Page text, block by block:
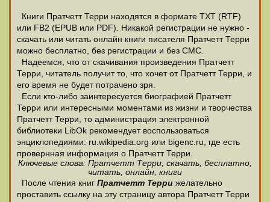
Книги Пратчетт Терри находятся в формате ТХТ (RTF)
или FB2 (EPUB или PDF). Никакой регистрации не нужно -
скачать или читать онлайн книги писателя Пратчетт Терри
можно бесплатно, без регистрации и без СМС.
Надеемся, что от скачивания произведения Пратчетт
Терри, читатель получит то, что хочет от Пратчетт Терри, и
его время не будет потрачено зря.
Если кто-либо заинтересуется биографией Пратчетт
Терри или интересными моментами из жизни и творчества
Пратчетт Терри, то администрация электронной
библиотеки LibOk рекомендует воспользоваться
энциклопедиями: ru.wikipedia.org или bigenc.ru, где есть
провернная информация о Пратчетт Терри.
Ключевые слова: Пратчетт Терри, скачать, бесплатно,
читать, онлайн, книги
После чтения книг Пратчетт Терри желательно
проставить ссылку на эту страницу автора Пратчетт Терри